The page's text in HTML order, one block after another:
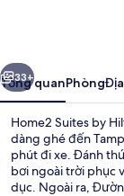
Tampa
Westshore
Airport,
FL
Tiếp
33+
Tổng quanPhòng
Home2 Suites by
dàng ghé đến
phút đi xe. Đánh
bơi ngoài trời phục
dục. Ngoài ra,